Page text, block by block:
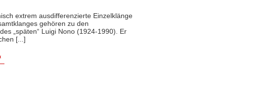
extrem ausdifferenzierte Einzelklänge
gehören zu den
„späten“ Luigi Nono (1924-1990). Er
[...]